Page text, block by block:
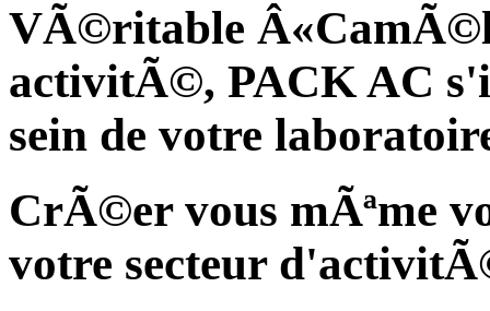
VÃ©ritable
activitÃ©, PACK AC
sein de votre
CrÃ©er vous mÃªme
votre secteur